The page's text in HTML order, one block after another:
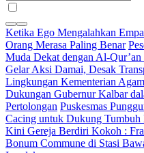
Ketika Ego Mengalahkan
Orang Merasa Paling Benar
Muda Dekat dengan Al-
Gelar Aksi Damai, Desak
Lingkungan Kementerian
Dukungan Gubernur Kalbar
Pertolongan Puskesmas
Cacing untuk Dukung Tumbuh
Kini Gereja Berdiri Kokoh :
Bonum Commune di Stasi